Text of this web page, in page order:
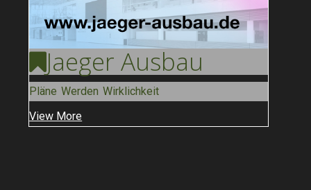
Jaeger Ausbau
Pläne Werden Wirklichkeit
View More